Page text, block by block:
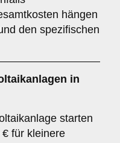
hängen
den spezifischen
in
starten
für kleinere